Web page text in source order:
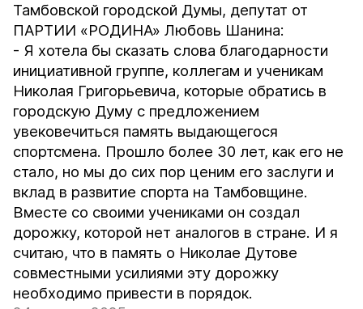
Тамбовской городской Думы, депутат от
ПАРТИИ «РОДИНА» Любовь Шанина:
- Я хотела бы сказать слова благодарности
инициативной группе, коллегам и ученикам
Николая Григорьевича, которые обратись в
городскую Думу с предложением
увековечиться память выдающегося
спортсмена. Прошло более 30 лет, как его не
стало, но мы до сих пор ценим его заслуги и
вклад в развитие спорта на Тамбовщине.
Вместе со своими учениками он создал
дорожку, которой нет аналогов в стране. И я
считаю, что в память о Николае Дутове
совместными усилиями эту дорожку
необходимо привести в порядок.